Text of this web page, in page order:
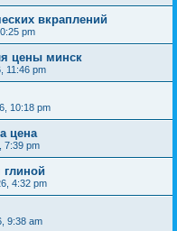
вкраплений
pm
цены минск
11:46 pm
10:18 pm
цена
7:39 pm
глиной
4:32 pm
9:38 am